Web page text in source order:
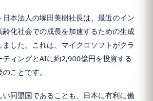
日本法人の塚田美樹社長は、最近のイン
齢化社会での成長を加速するための生成
した。これは、マイクロソフトがクラ
ティングとAIに約2,900億円を投資する
ことです。
い同盟国であることも、日本に有利に働